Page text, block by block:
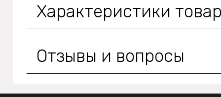
Характеристики
Отзывы и вопросы